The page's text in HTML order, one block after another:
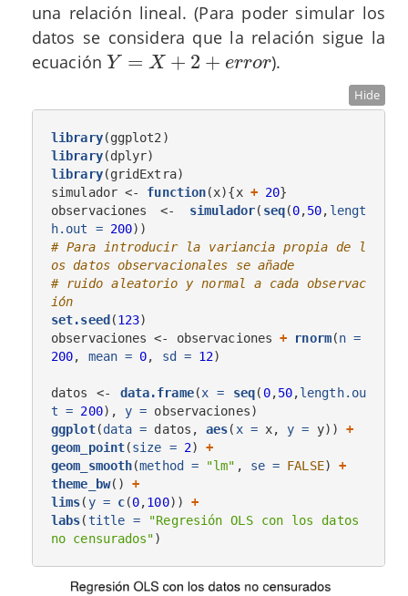
una relación lineal. (Para poder simular los
datos se considera que la relación sigue la
ecuación Y = X + 2 + error
Y= X+ 2+e rror ).
Hide
library
library
library(gridExtra)
simulador <-
function(x){x + 20}
observaciones <-
simulador( seq(0,50, lengt
h.out = 200
# Para introducir la variancia propia de l
os datos observacionales se añade
# ruido aleatorio y normal a cada observac
ión
set.seed(123)
observaciones <-
observaciones + rnorm(n =
200, mean = 0, sd = 12)
datos <- data.frame(x = seq( 0,50,length.ou
t = 200), y =
ggplot(data = datos, aes( x = x, y = y)) +
geom_point(size = 2) +
geom_smooth(method = "lm" , se = FALSE) +
theme_bw() +
lims( y = c(0,100)) +
labs(title =
"Regresión OLS con los datos
no censurados")